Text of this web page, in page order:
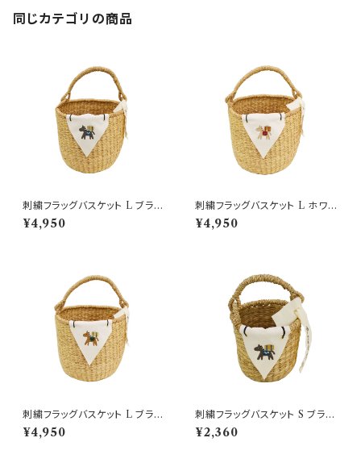
同じカテゴリの商品
刺繍フラッグバスケット L ブラッ
クホース×青 かごバッグ
¥4,950
刺繍フラッグバスケット L ホワイ
トホース×赤 かごバッグ
¥4,950
刺繍フラッグバスケット L ブラウ
ンホース×緑 かごバッグ
¥4,950
刺繍フラッグバスケット S ブラッ
クホース×青 かごバッグ
¥2,360